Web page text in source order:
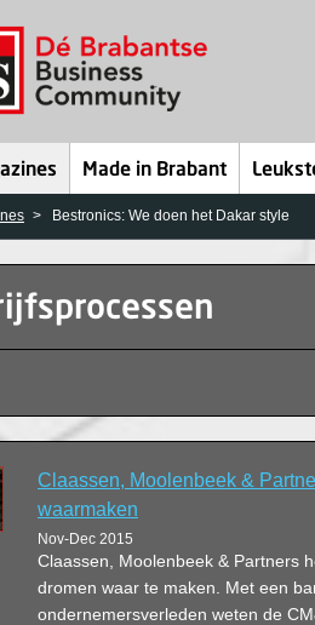
Made in Brabant
Bestronics: We doen het Dakar style
Claassen, Moolenbeek &
waarmaken
Nov-Dec 2015
Claassen, Moolenbeek & Partners
dromen waar te maken. Met een
ondernemersverleden weten de